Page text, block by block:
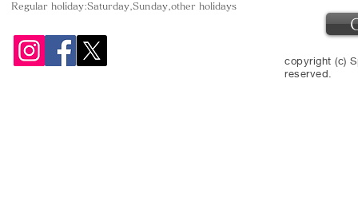
Regular holiday:Saturday,Sunday,other holidays
copyright (c)
reserved.